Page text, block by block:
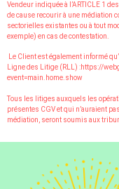
Vendeur indiquée à l’ARTICLE 1
de cause recourir à une médiation
sectorielles existantes ou à tout
exemple) en cas de contestation.
Le Client est également informé
Ligne des Litige (RLL) :https://
event=main.home.show
Tous les litiges auxquels les
présentes CGV et qui n’auraient
médiation, seront soumis aux